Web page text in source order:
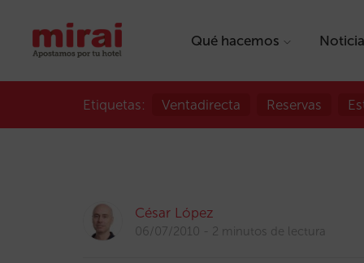
Qué hacemos
Etiquetas: Ventadirecta Reservas
César López
06/07/2010 2 minutos de lectura